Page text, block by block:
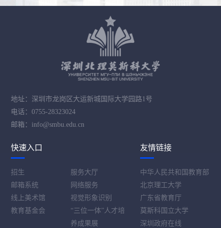
地址：深圳市龙岗区大运新城国际大学园路1号
电话：0755-28323024
邮箱：info@smbu.edu.cn
快速入口
招生
服务大厅
邮箱系统
网络服务
线上美术馆
视觉形象识别
教育基金会
“三位一体”人才培
养成果展
友情链接
中华人民共和国教育部
北京理工大学
广东省教育厅
莫斯科国立大学
深圳政府在线